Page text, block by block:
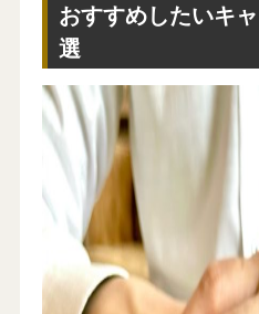
おすすめしたいキ
選